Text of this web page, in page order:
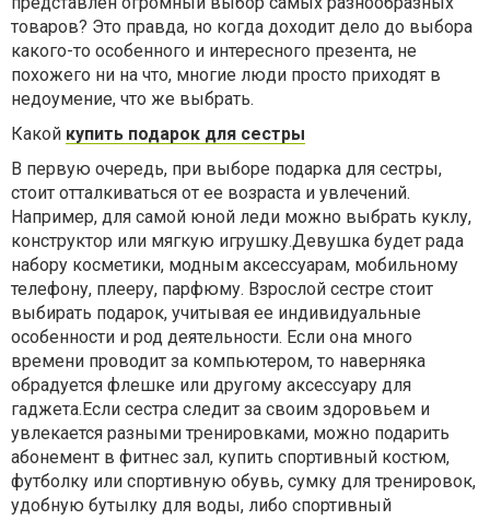
товаров? Это правда, но когда доходит дело до выбора
какого-то особенного и интересного презента, не
похожего ни на что, многие люди просто приходят в
недоумение, что же выбрать.
Какой купить подарок для сестры
В первую очередь, при выборе подарка для сестры,
стоит отталкиваться от ее возраста и увлечений.
Например, для самой юной леди можно выбрать куклу,
конструктор или мягкую игрушку.Девушка будет рада
набору косметики, модным аксессуарам, мобильному
телефону, плееру, парфюму. Взрослой сестре стоит
выбирать подарок, учитывая ее индивидуальные
особенности и род деятельности. Если она много
времени проводит за компьютером, то наверняка
обрадуется флешке или другому аксессуару для
гаджета.Если сестра следит за своим здоровьем и
увлекается разными тренировками, можно подарить
абонемент в фитнес зал, купить спортивный костюм,
футболку или спортивную обувь, сумку для тренировок,
удобную бутылку для воды, либо спортивный